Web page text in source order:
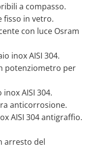
a compasso.
fisso in vetro.
con luce Osram
inox AISI 304.
potenziometro per
AISI 304.
anticorrosione.
AISI 304 antigraffio.
arresto del